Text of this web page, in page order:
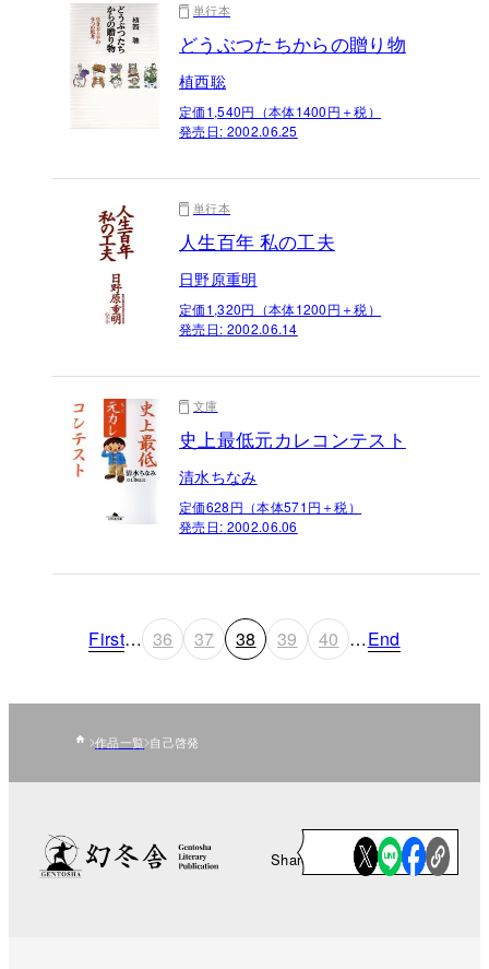
単行本
どうぶつたちからの贈り物
植西聡
定価1,540円（本体1400円＋税）
発売日: 2002.06.25
単行本
人生百年 私の工夫
日野原重明
定価1,320円（本体1200円＋税）
発売日: 2002.06.14
文庫
史上最低元カレコンテスト
清水ちなみ
定価628円（本体571円＋税）
発売日: 2002.06.06
First… 36 37 38 39 40 …End
作品一覧 自己啓発
Share